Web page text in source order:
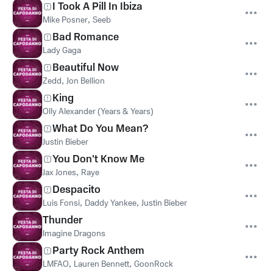
I Took A Pill In Ibiza
Mike Posner, Seeb
Bad Romance
Lady Gaga
Beautiful Now
Zedd, Jon Bellion
King
Olly Alexander (Years & Years)
What Do You Mean?
Justin Bieber
You Don't Know Me
Jax Jones, Raye
Despacito
Luis Fonsi, Daddy Yankee, Justin Bieber
Thunder
Imagine Dragons
Party Rock Anthem
LMFAO, Lauren Bennett, GoonRock